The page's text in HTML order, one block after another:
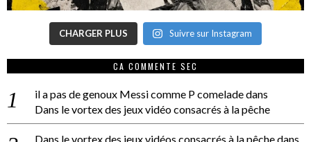
CHARGER PLUS Suivre sur Instagram
CA COMMENTE SEC
il a pas de genoux Messi comme P comeladedans
Dans le vortex des jeux vidéo consacrés à la pêche
Dans le vortex des jeux vidéos consacrés à la pêchedans